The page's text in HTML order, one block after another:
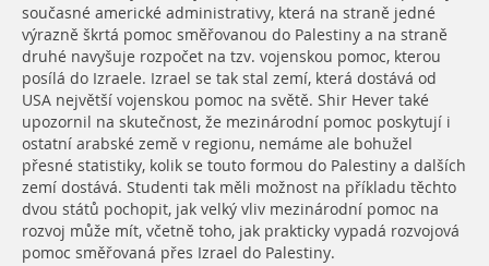
současné americké administrativy, která na straně jedné
výrazně škrtá pomoc směřovanou do Palestiny a na straně
druhé navyšuje rozpočet na tzv. vojenskou pomoc, kterou
posílá do Izraele. Izrael se tak stal zemí, která dostává od
USA největší vojenskou pomoc na světě. Shir Hever také
upozornil na skutečnost, že mezinárodní pomoc poskytují i
ostatní arabské země v regionu, nemáme ale bohužel
přesné statistiky, kolik se touto formou do Palestiny a dalších
zemí dostává. Studenti tak měli možnost na příkladu těchto
dvou států pochopit, jak velký vliv mezinárodní pomoc na
rozvoj může mít, včetně toho, jak prakticky vypadá rozvojová
pomoc směřovaná přes Izrael do Palestiny.